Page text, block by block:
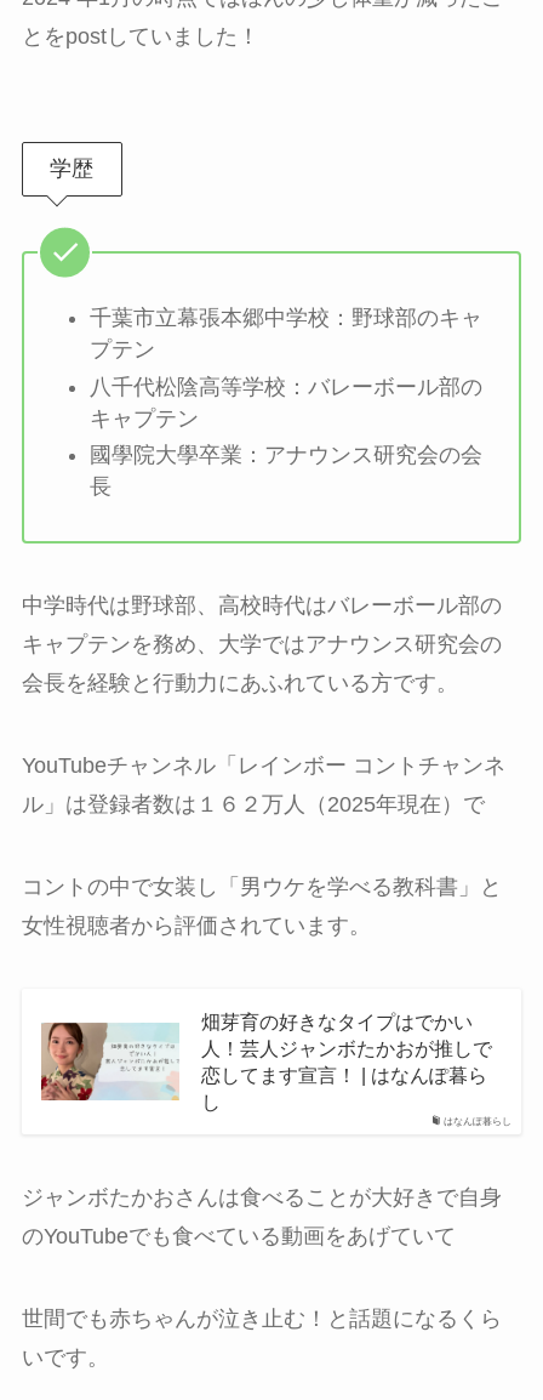
とをpostしていました！
学歴
千葉市立幕張本郷中学校：野球部のキャ
プテン
八千代松陰高等学校：バレーボール部の
キャプテン
國學院大學卒業：アナウンス研究会の会
長
中学時代は野球部、高校時代はバレーボール部の
キャプテンを務め、大学ではアナウンス研究会の
会長を経験と行動力にあふれている方です。
YouTubeチャンネル「レインボー コントチャンネ
ル」は登録者数は１６２万人（2025年現在）で
コントの中で女装し「男ウケを学べる教科書」と
女性視聴者から評価されています。
はなんぽ暮らし
畑芽育の好きなタイプはでかい
人！芸人ジャンボたかおが推しで
恋してます宣言！ | はなんぽ暮ら
し
ジャンボたかおさんは食べることが大好きで自身
のYouTubeでも食べている動画をあげていて
世間でも赤ちゃんが泣き止む！と話題になるくら
いです。